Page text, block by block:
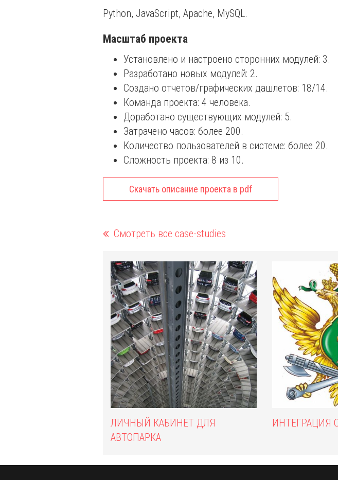
Python, JavaScript, Apache, MySQL.
Масштаб проекта
Установлено и настроено сторонних модулей: 3.
Разработано новых модулей: 2.
Создано отчетов/графических дашлетов: 18/14.
Команда проекта: 4 человека.
Доработано существующих модулей: 5.
Затрачено часов: более 200.
Количество пользователей в системе: более 20.
Сложность проекта: 8 из 10.
Скачать описание проекта в pdf
Смотреть все case-studies
ЛИЧНЫЙ КАБИНЕТ ДЛЯ
АВТОПАРКА
ИНТЕГРАЦИЯ